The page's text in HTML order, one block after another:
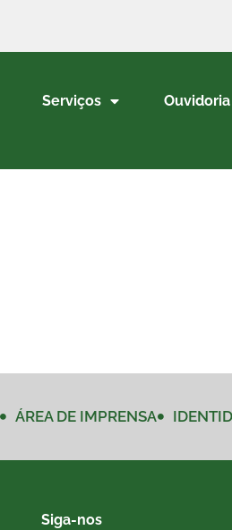
Serviços Ouvidoria
ÁREA DE IMPRENSA
Siga-nos